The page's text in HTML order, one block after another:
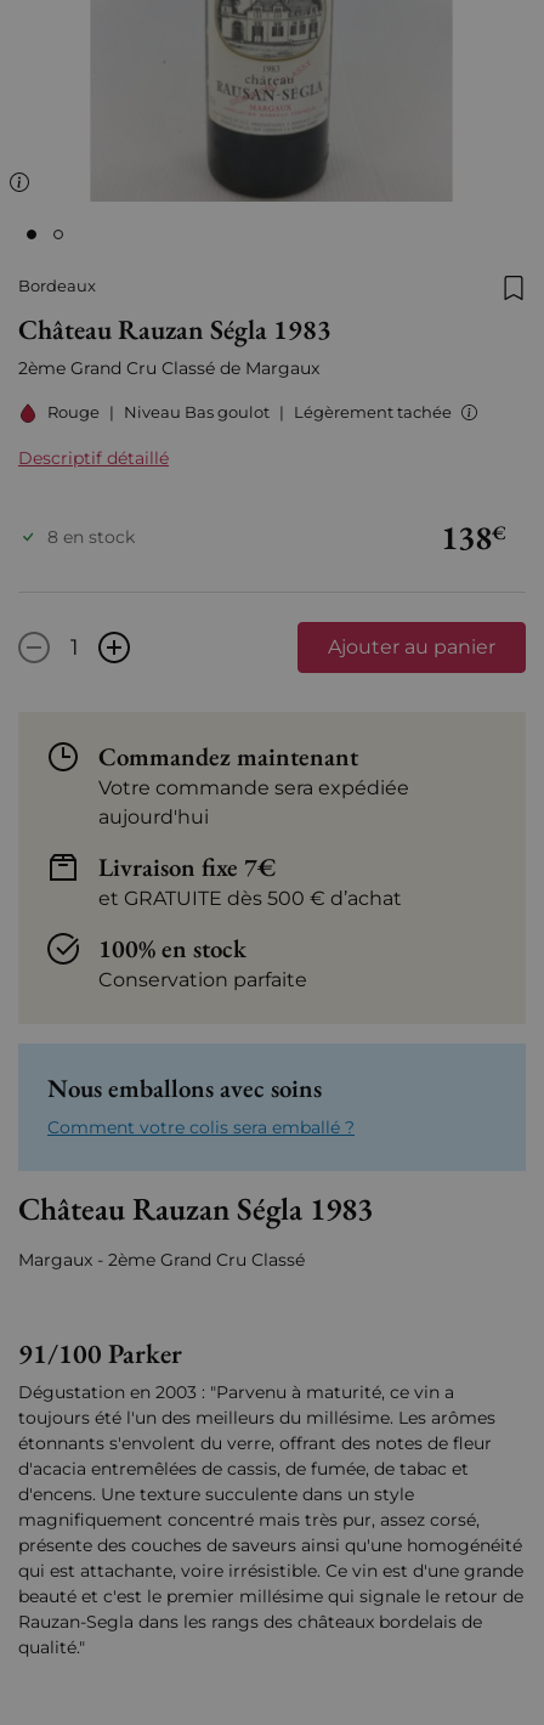
Bordeaux
Château Rauzan Ségla 1983
2ème Grand Cru Classé de Margaux
Rouge | Niveau Bas goulot | Légèrement tachée
Descriptif détaillé
138€
8 en stock
- + Ajouter au panier
Commandez maintenant
Votre commande sera expédiée
aujourd'hui
Livraison fixe 7€
et GRATUITE dès 500 € d’achat
100% en stock
Conservation parfaite
Nous emballons avec soins
Comment votre colis sera emballé ?
Château Rauzan Ségla 1983
Margaux - 2ème Grand Cru Classé
91/100 Parker
Dégustation en 2003 : "Parvenu à maturité, ce vin a
toujours été l'un des meilleurs du millésime. Les arômes
étonnants s'envolent du verre, offrant des notes de fleur
d'acacia entremêlées de cassis, de fumée, de tabac et
d'encens. Une texture succulente dans un style
magnifiquement concentré mais très pur, assez corsé,
présente des couches de saveurs ainsi qu'une homogénéité
qui est attachante, voire irrésistible. Ce vin est d'une grande
beauté et c'est le premier millésime qui signale le retour de
Rauzan-Segla dans les rangs des châteaux bordelais de
qualité."